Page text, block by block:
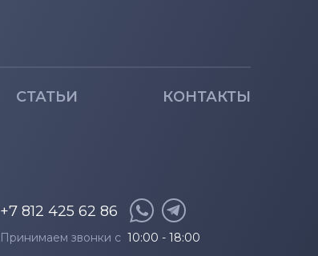
СТАТЬИ КОНТАКТЫ
+7 812 425 62 86
Принимаем звонки с 10:00 - 18:00